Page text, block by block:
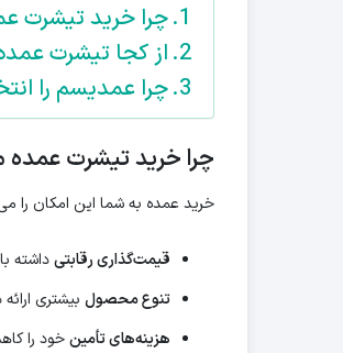
چرا خرید تیشرت
از کجا تیشرت
چرا عمدیسم را
چرا خرید تیشرت
خرید عمده به شما این امکان را
قیمت‌گذاری رقابتیداشته
تنوع محصول بیشتری
هزینه‌های تأمینخود را